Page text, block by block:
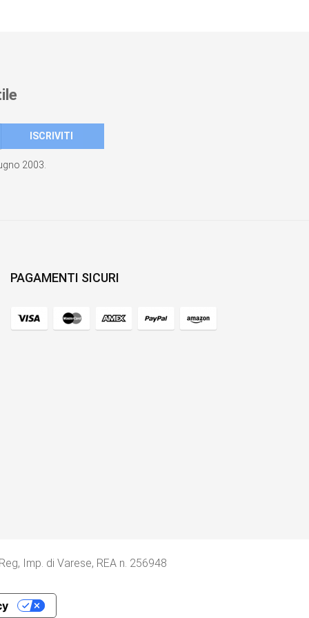
2003.
PAGAMENTI SICURI
Imp. di Varese, REA n. 256948